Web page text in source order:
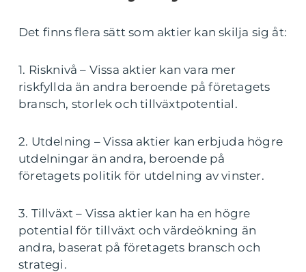
Det finns flera sätt som aktier kan skilja sig åt:
1. Risknivå – Vissa aktier kan vara mer
riskfyllda än andra beroende på företagets
bransch, storlek och tillväxtpotential.
2. Utdelning – Vissa aktier kan erbjuda högre
utdelningar än andra, beroende på
företagets politik för utdelning av vinster.
3. Tillväxt – Vissa aktier kan ha en högre
potential för tillväxt och värdeökning än
andra, baserat på företagets bransch och
strategi.